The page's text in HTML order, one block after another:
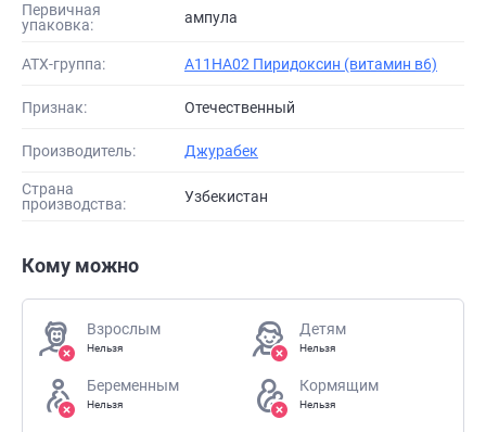
Первичная
упаковка:
ампула
АТХ-группа: A11HA02 Пиридоксин (витамин в6)
Признак: Отечественный
Производитель: Джурабек
Страна
производства:
Узбекистан
Кому можно
Взрослым
Нельзя
Детям
Нельзя
Беременным
Нельзя
Кормящим
Нельзя